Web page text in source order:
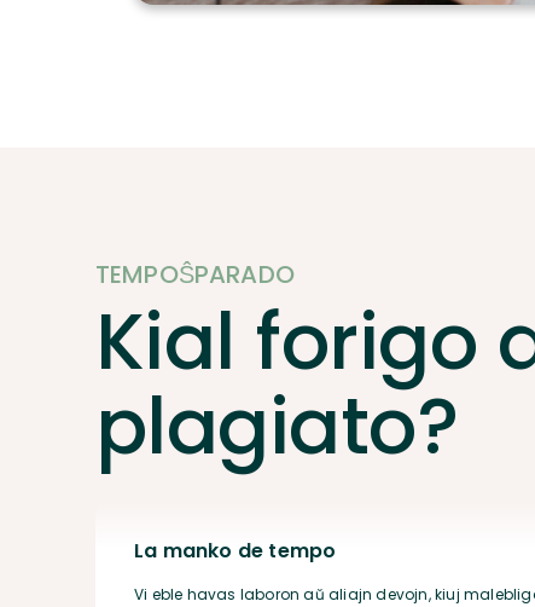
TEMPOŜPARADO
Kial forigo
plagiato?
La manko de tempo
Vi eble havas laboron aŭ aliajn devojn, kiuj